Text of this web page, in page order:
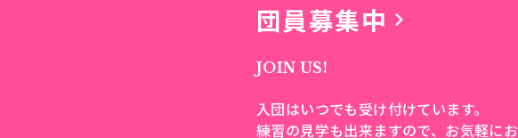
団員募集中
JOIN US!
入団はいつでも受け付けています。
練習の見学も出来ますので、 お気軽に